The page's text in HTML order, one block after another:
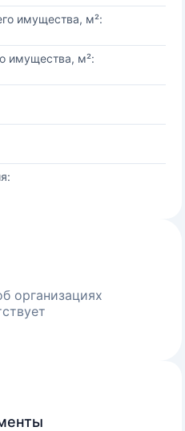
имущества, м²:
имущества, м²:
организациях